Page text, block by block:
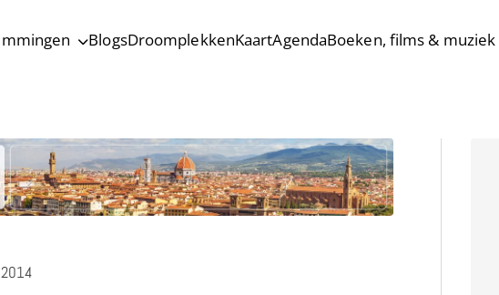
BlogsDroomplekkenKaartAgendaBoeken, films & muziek